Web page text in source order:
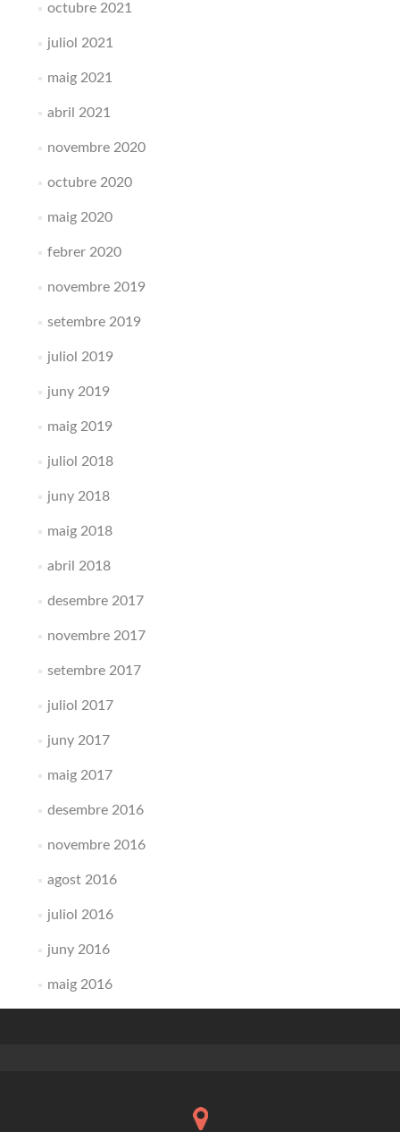
octubre 2021
juliol 2021
maig 2021
abril 2021
novembre 2020
octubre 2020
maig 2020
febrer 2020
novembre 2019
setembre 2019
juliol 2019
juny 2019
maig 2019
juliol 2018
juny 2018
maig 2018
abril 2018
desembre 2017
novembre 2017
setembre 2017
juliol 2017
juny 2017
maig 2017
desembre 2016
novembre 2016
agost 2016
juliol 2016
juny 2016
maig 2016